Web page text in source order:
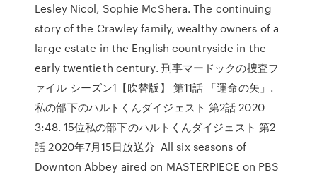
Lesley Nicol, Sophie McShera. The continuing
story of the Crawley family, wealthy owners of a
large estate in the English countryside in the
early twentieth century. 刑事マードックの捜査フ
ァイル シーズン1【吹替版】 第11話 「運命の矢」.
私の部下のハルトくんダイジェスト 第2話 2020
3:48. 15位私の部下のハルトくんダイジェスト 第2
話 2020年7月15日放送分 All six seasons of
Downton Abbey aired on MASTERPIECE on PBS